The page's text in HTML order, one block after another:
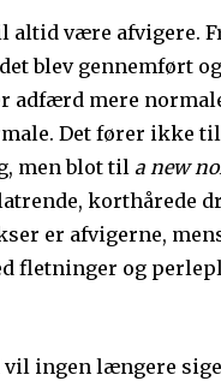
altid være afvigere.
blev gennemført
adfærd mere
Det fører ikke
men blot til a new
korthårede
er afvigerne,
fletninger og
ingen længere sige